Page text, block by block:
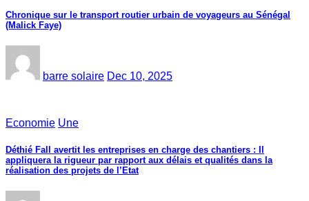
Chronique sur le transport routier urbain de voyageurs au Sénégal
(Malick Faye)
barre solaire Dec 10, 2025
Economie Une
Déthié Fall avertit les entreprises en charge des chantiers : Il
appliquera la rigueur par rapport aux délais et qualités dans la
réalisation des projets de l’Etat